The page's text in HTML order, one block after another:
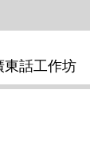
廣東話工作坊
廣東話工作坊